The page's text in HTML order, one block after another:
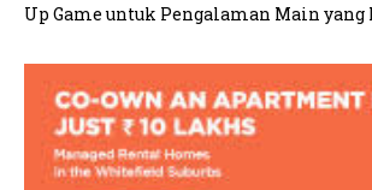
Up Game untuk Pengalaman Main yang